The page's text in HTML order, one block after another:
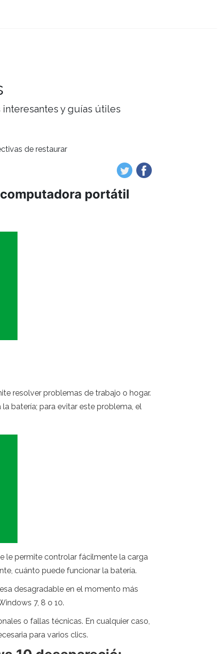
y guías útiles
de restaurar
portátil
resolver problemas de trabajo o hogar.
batería; para evitar este problema, el
le permite controlar fácilmente la carga
cuánto puede funcionar la batería.
desagradable en el momento más
7, 8 o 10.
o fallas técnicas. En cualquier caso,
para varios clics.